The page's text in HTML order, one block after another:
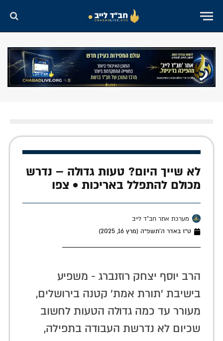
לא שייך היום? טעות גדולה – נדרש
מכולם להתפלל באריכות • צפו
מערכת אתר חב"ד לייב
ט״ז באדר ה׳תשפ״ה (מרץ 16, 2025)
הרב יוסף יצחק רוזנברג - משפיע
בישיבת 'תורת אמת' קטנה בירושלים,
מעורר עד כמה גדולה הטעות לחשוב
שכיום לא נדרשת העבודה בתפילה,